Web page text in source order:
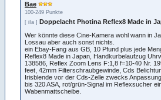
Bae
100-249 Punkte
[ iIa ] Doppelacht Photina Reflex8 Made in
Wer könnte diese Cine-Kamera wohl wann in
Lossau aber auch sonst nichts.
ein Ebay-Fang aus GB, 10 Pfund plus jede
Reflex8 Made in Japan, Handkurbelaufzug
138586, Reflex Zoom Lens F:1,8 f=10-40 Nr.
feet, 42mm Filterschraubgewinde, Cds
Irisblende vor der Cds-Zelle zwecks
bis 320 ASA, rot/grün-Signal im Reflexsucher
Wabenmattscheibe.